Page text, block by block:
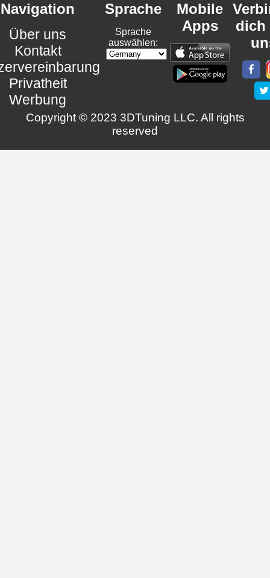
Navigation
Über uns
Kontakt
Privatheit
Werbung
Sprache
Sprache
auswählen:
Mobile
Apps
dich
Copyright © 2023 3DTuning LLC. All rights
reserved